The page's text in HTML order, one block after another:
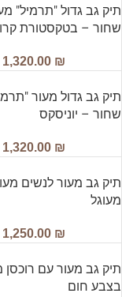
תיק גב גדול "תרמיל"
שחור – בטקסטורת
1,320.00 ₪
תיק גב גדול מעור
שחור – יוניסקס
1,320.00 ₪
תיק גב מעור לנשים
מעוגל
1,250.00 ₪
תיק גב מעור עם רוכסן
בצבע חום